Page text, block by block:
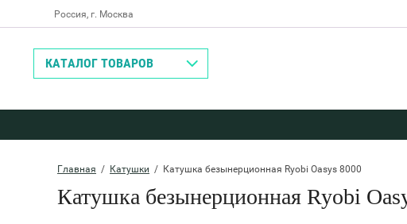
Назад
Россия, г. Москва
КАТАЛОГ ТОВАРОВ
Главная
  /
Катушки
  /  Катушка безынерционная Ryobi Oasys 8000
Катушка безынерционная Ryobi